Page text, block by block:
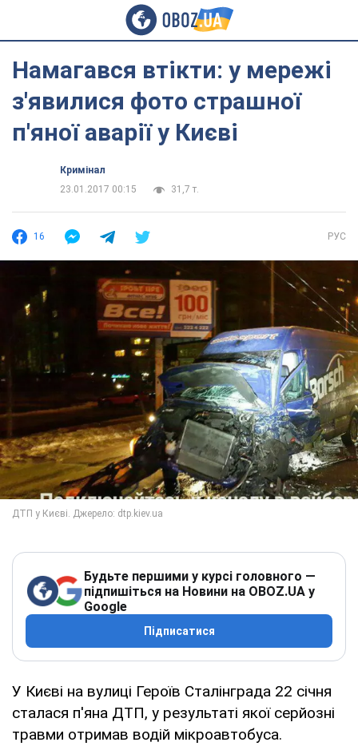
Намагався втікти: у мережі
з'явилися фото страшної
п'яної аварії у Києві
Кримінал
23.01.2017 00:15
31,7 т.
16 РУС
Будьте першими у курсі головного —
підпишіться на Новини на OBOZ.UA у
Google
Підписатися
У Києві на вулиці Героїв Сталінграда 22 січня
сталася п'яна ДТП, у результаті якої серйозні
травми отримав водій мікроавтобуса.